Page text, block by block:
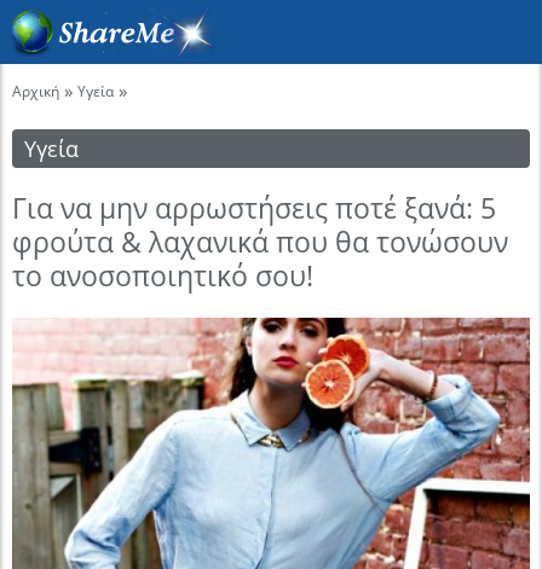
Αρχική » Υγεία »
Υγεία
Για να μην αρρωστήσεις ποτέ ξανά: 5
φρούτα & λαχανικά που θα τονώσουν
το ανοσοποιητικό σου!